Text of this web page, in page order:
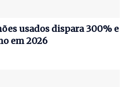
usados dispara 300% e
em 2026